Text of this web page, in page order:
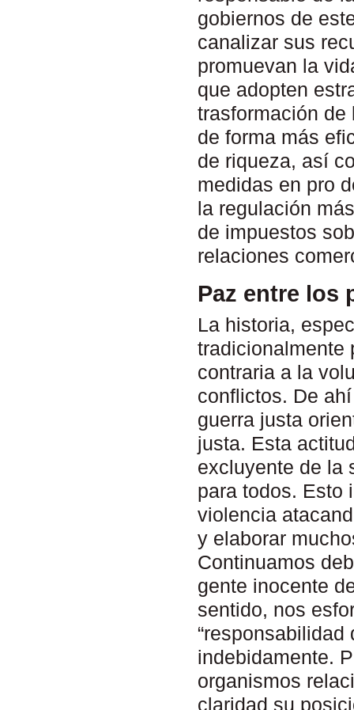
gobiernos de
canalizar sus
promuevan la
que adopten
trasformación
de forma más
de riqueza, así
medidas en pro
la regulación
de impuestos
relaciones
Paz entre los
La historia,
tradicionalmente
contraria a la
conflictos. De
guerra justa
justa. Esta
excluyente de la
para todos. Esto
violencia
y elaborar
Continuamos
gente inocente
sentido, nos
“responsabilidad
indebidamente.
organismos
claridad su